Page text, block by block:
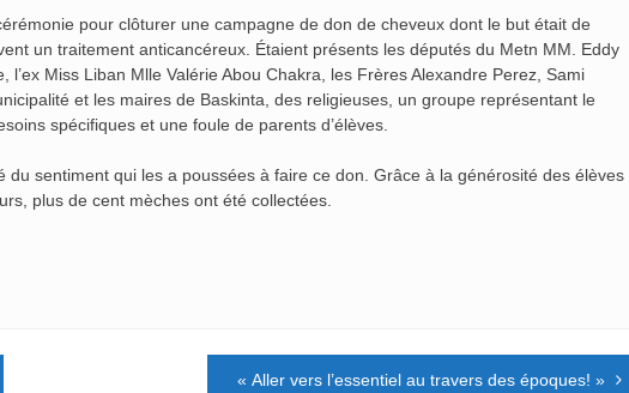
pour clôturer une campagne de don de cheveux dont le but était de
un traitement anticancéreux. Étaient présents les députés du Metn MM. Eddy
l’ex Miss Liban Mlle Valérie Abou Chakra, les Frères Alexandre Perez, Sami
et les maires de Baskinta, des religieuses, un groupe représentant le
spécifiques et une foule de parents d’élèves.
sentiment qui les a poussées à faire ce don. Grâce à la générosité des élèves
plus de cent mèches ont été collectées.
« Aller vers l’essentiel au travers des époques! »